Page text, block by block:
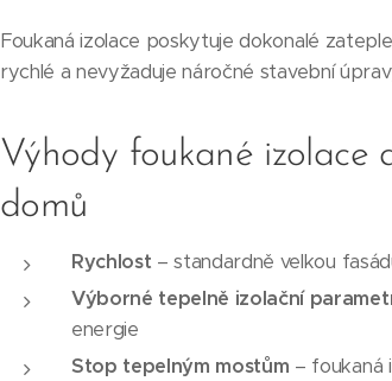
Foukaná izolace poskytuje dokonalé
rychlé a nevyžaduje náročné stavební
Výhody foukané izolace
domů
Rychlost – standardně velkou
Výborné tepelně izolační
energie
Stop tepelným mostům – foukaná